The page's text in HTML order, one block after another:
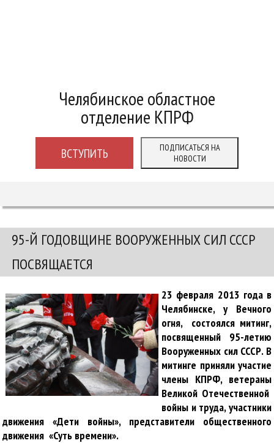
Челябинское областное
отделение КПРФ
ВСТУПИТЬ
ПОДПИСАТЬСЯ НА
НОВОСТИ
95-Й ГОДОВЩИНЕ ВООРУЖЕННЫХ СИЛ СССР
ПОСВЯЩАЕТСЯ
23 февраля 2013 года в
Челябинске, у Вечного
огня, состоялся митинг,
посвященный 95-летию
Вооруженных сил СССР. В
митинге приняли участие
члены КПРФ, ветераны
Великой Отечественной
войны и труда, участники
движения «Дети войны», представители общественного
движения «Суть времени».